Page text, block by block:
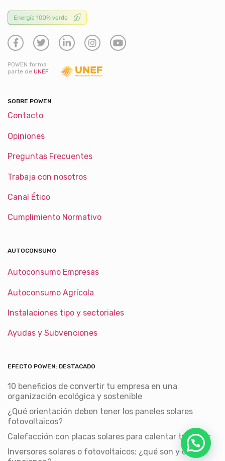
POWEN forma
parte de UNEF
SOBRE POWEN
Contacto
Opiniones
Preguntas Frecuentes
Trabaja con nosotros
Canal Ético
Cumplimiento Normativo
AUTOCONSUMO
Autoconsumo Empresas
Autoconsumo Agrícola
Instalaciones tipo y sectoriales
Ayudas y Subvenciones
EFECTO POWEN: DESTACADO
10 beneficios de convertir tu empresa en una
organización ecológica y sostenible
¿Qué orientación deben tener los paneles solares
fotovoltaicos?
Calefacción con placas solares para calentar tu hogar
Inversores solares o fotovoltaicos: ¿qué son y cómo